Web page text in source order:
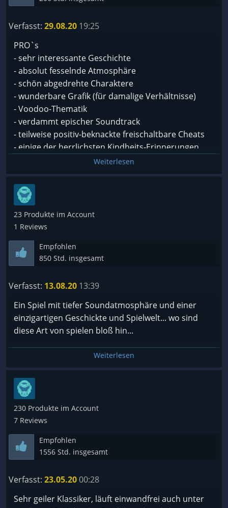
Verfasst: 29.08.20 19:25
PRO`s
- sehr interessante Geschichte
- absolut fesselnde Atmosphäre
- schön abgedrehte Charaktere
- wunderbare Grafik (für damalige Verhältnisse)
- Voodoo-Thematik
- verdammt epischer Soundtrack
- teilweise positiv-beknackte freischaltbare Cheats
- einige der herrlichsten Kindheits-Erinnerungen
- deutsche Synchro ist sehr stimmig
KONTRA
- deutsche Fassung ist zensiert, was sich in teilweise
unbesiegbaren Gegnern äußert
- die Controller-Steuerung ist für heutige
- PC-Version hat mitunter schlechtere Cheats als die
N64-Version
Alles in allem kann man die negativen Aspekte zum
Teil locker ignorieren und diesem Spiel eine
definitive Kaufempfehlung aussprechen...
Es hat über die Jahre extrem viel Spass gemacht
immer wieder weiter zu spielen oder neu
Jahr erscheinende Neuauflage wirklich so gut wird
wie sie angepriesen wird, zumindest muss an
diesem Spiel im Grunde nit mehr viel verbessert
werden... d(>_< )
Weiterlesen
23 Produkte im Account
1 Reviews
Empfohlen
850 Std. insgesamt
Verfasst: 13.08.20 13:39
Ein Spiel mit tiefer Soundatmosphäre und einer
einzigartigen Geschickte und Spielwelt... wo sind
diese Art von spielen bloß hin...
Weiterlesen
230 Produkte im Account
7 Reviews
Empfohlen
1556 Std. insgesamt
Verfasst: 23.05.2000:28
Sehr geiler Klassiker, läuft einwandfrei auch unter